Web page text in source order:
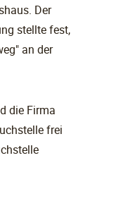
Der
stellte fest,
an der
die Firma
frei